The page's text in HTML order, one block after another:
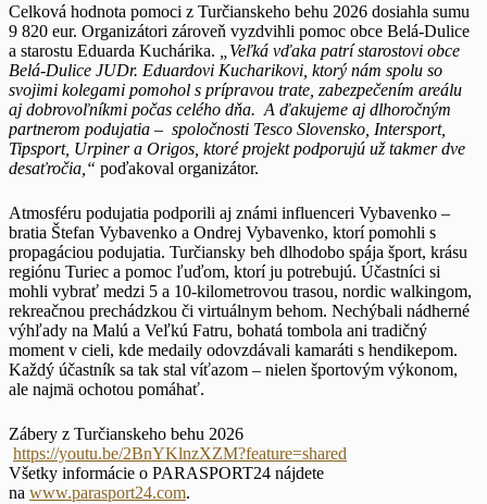
Celková hodnota pomoci z Turčianskeho behu 2026 dosiahla sumu
9 820 eur. Organizátori zároveň vyzdvihli pomoc obce Belá-Dulice
a starostu Eduarda Kuchárika.
„Veľká vďaka patrí starostovi obce
Belá-Dulice JUDr. Eduardovi Kucharikovi, ktorý nám spolu so
svojimi kolegami pomohol s prípravou trate, zabezpečením areálu
aj dobrovoľníkmi počas celého dňa. A ďakujeme aj dlhoročným
partnerom podujatia – spoločnosti Tesco Slovensko, Intersport,
Tipsport, Urpiner a Origos, ktoré projekt podporujú už takmer dve
desaťročia,“ poďakoval organizátor.
Atmosféru podujatia podporili aj známi influenceri Vybavenko –
bratia Štefan Vybavenko a Ondrej Vybavenko, ktorí pomohli s
propagáciou podujatia. Turčiansky beh dlhodobo spája šport, krásu
regiónu Turiec a pomoc ľuďom, ktorí ju potrebujú. Účastníci si
mohli vybrať medzi 5 a 10-kilometrovou trasou, nordic walkingom,
rekreačnou prechádzkou či virtuálnym behom. Nechýbali nádherné
výhľady na Malú a Veľkú Fatru, bohatá tombola ani tradičný
moment v cieli, kde medaily odovzdávali kamaráti s hendikepom.
Každý účastník sa tak stal víťazom – nielen športovým výkonom,
ale najmä ochotou pomáhať.
Zábery z Turčianskeho behu 2026
https://youtu.be/2BnYKlnzXZM?feature=shared
Všetky informácie o PARASPORT24 nájdete
na www.parasport24.com.